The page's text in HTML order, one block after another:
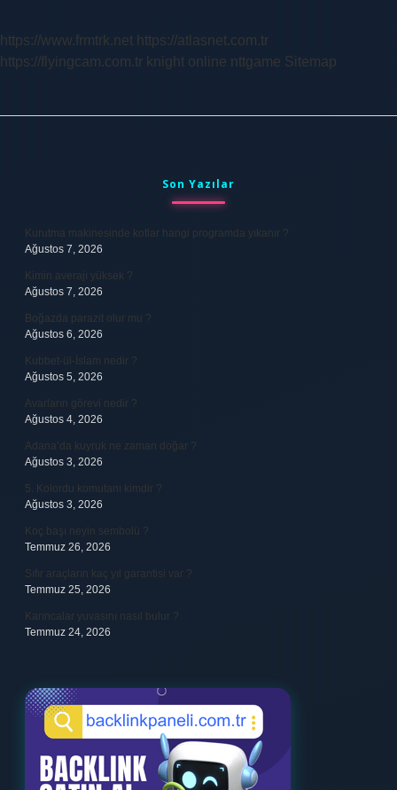
https://www.frmtrk.net https://atlasnet.com.tr
https://flyingcam.com.tr knight online nttgame Sitemap
Son Yazılar
Kurutma makinesinde kotlar hangi programda yıkanır ?
Ağustos 7, 2026
Kimin averajı yüksek ?
Ağustos 7, 2026
Boğazda parazit olur mu ?
Ağustos 6, 2026
Kubbet-ül-İslam nedir ?
Ağustos 5, 2026
Avarların görevi nedir ?
Ağustos 4, 2026
Adana’da kuyruk ne zaman doğar ?
Ağustos 3, 2026
5. Kolordu komutanı kimdir ?
Ağustos 3, 2026
Koç başı neyin sembolü ?
Temmuz 26, 2026
Sıfır araçların kaç yıl garantisi var ?
Temmuz 25, 2026
Karıncalar yuvasını nasıl bulur ?
Temmuz 24, 2026